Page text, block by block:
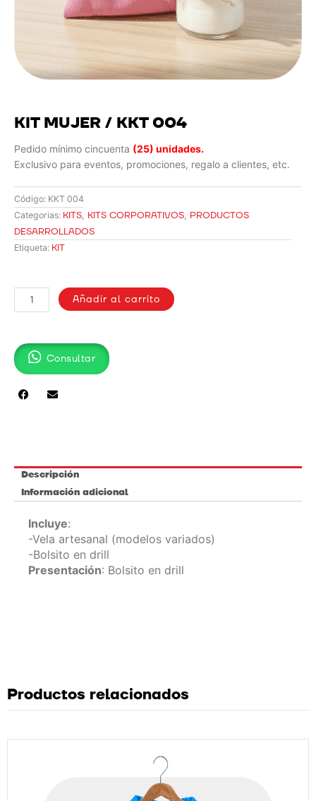
KIT MUJER / KKT 004
Pedido mínimo cincuenta (25) unidades.
Exclusivo para eventos, promociones, regalo a clientes, etc.
Código: KKT 004
Categorias: KITS, KITS CORPORATIVOS, PRODUCTOS
DESARROLLADOS
Etiqueta: KIT
MUJER
/
004
cantidad
Añadir al carrito
Consultar
Descripción
Información adicional
Incluye:
-Vela artesanal (modelos variados)
-Bolsito en drill
Presentación: Bolsito en drill
Productos relacionados